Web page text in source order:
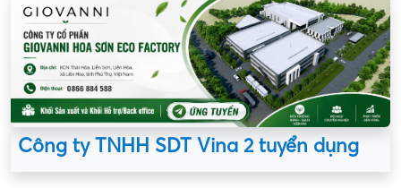
Công ty TNHH SDT Vina 2 tuyển dụng